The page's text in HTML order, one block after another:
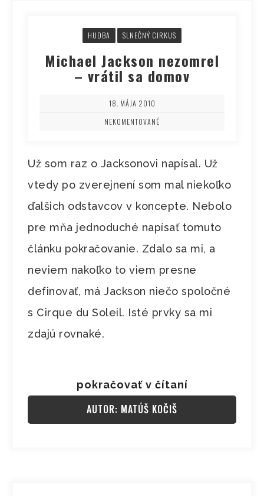
HUDBA SLNEČNÝ CIRKUS
Michael Jackson nezomrel
– vrátil sa domov
18. MÁJA 2010
NEKOMENTOVANÉ
Už som raz o Jacksonovi napísal. Už
vtedy po zverejnení som mal niekoľko
ďalšich odstavcov v koncepte. Nebolo
pre mňa jednoduché napísať tomuto
článku pokračovanie. Zdalo sa mi, a
neviem nakoľko to viem presne
definovať, má Jackson niečo spoločné
s Cirque du Soleil. Isté prvky sa mi
zdajú rovnaké.
pokračovať v čítaní
AUTOR: MATÚŠ KOČIŠ